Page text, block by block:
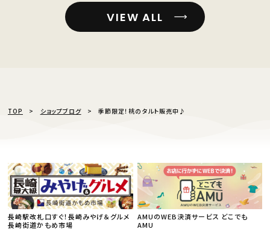
VIEW ALL
TOP ショップブログ 季節限定！桃のタルト販売中♪
長崎駅改札口すぐ！長崎みやげ＆グルメ
長崎街道かもめ市場
AMUのWEB決済サービス どこでも
AMU